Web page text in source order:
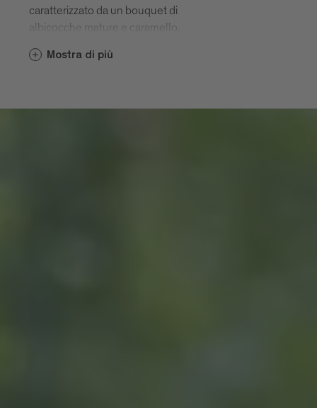
caratterizzato da un bouquet di
albicocche mature e caramello.
dolce? Un piatto di formaggi aromatici
Adige offre qualcosa per tutti i
Mostra di più